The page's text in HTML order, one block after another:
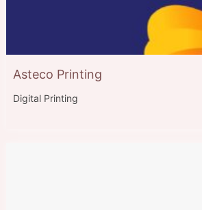
Asteco Printing
Digital Printing